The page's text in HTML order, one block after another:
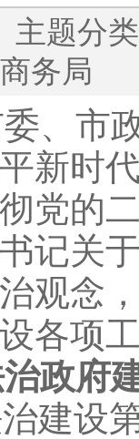
主题分
务局
、市
新时
党的
记关
观念
各项
政府
治建设